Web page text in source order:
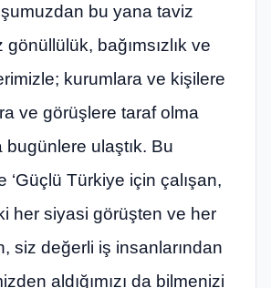
bu yana taviz
bağımsızlık ve
kurumlara ve kişilere
ve görüşlere taraf olma
bugünlere ulaştık. Bu
‘Güçlü Türkiye için çalışan,
her siyasi görüşten ve her
siz değerli iş insanlarından
aldığımızı da bilmenizi